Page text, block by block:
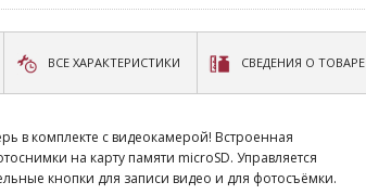
ВСЕ ХАРАКТЕРИСТИКИ СВЕДЕНИЯ О ТОВАРЕ
в комплекте с видеокамерой! Встроенная
на карту памяти microSD. Управляется
кнопки для записи видео и для фотосъёмки.